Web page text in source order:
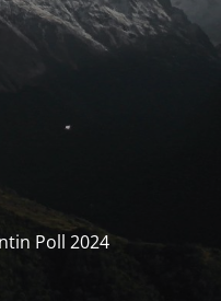
Poll 2024